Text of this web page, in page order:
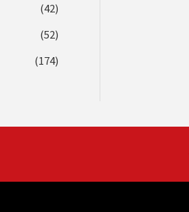
(42)
(52)
(174)